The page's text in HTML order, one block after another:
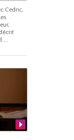
Cedric,